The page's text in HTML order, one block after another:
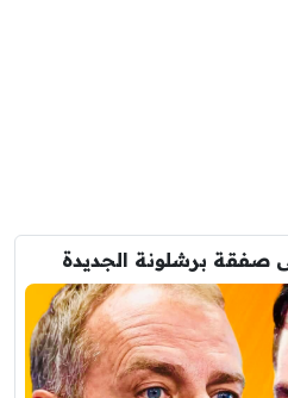
صفقة برشلونة الجديدة